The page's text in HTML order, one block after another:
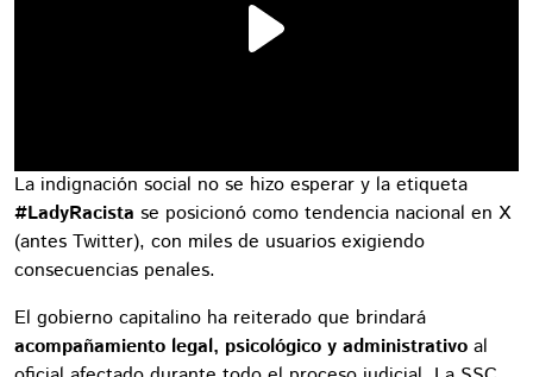
La indignación social no se hizo esperar y la etiqueta
#LadyRacista se posicionó como tendencia nacional en X
(antes Twitter), con miles de usuarios exigiendo
consecuencias penales.
El gobierno capitalino ha reiterado que brindará
acompañamiento legal, psicológico y administrativo al